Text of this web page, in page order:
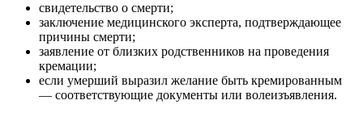
свидетельство о смерти;
заключение медицинского эксперта, подтверждающее
причины смерти;
заявление от близких родственников на проведения
кремации;
если умерший выразил желание быть кремированным
— соответствующие документы или волеизъявления.